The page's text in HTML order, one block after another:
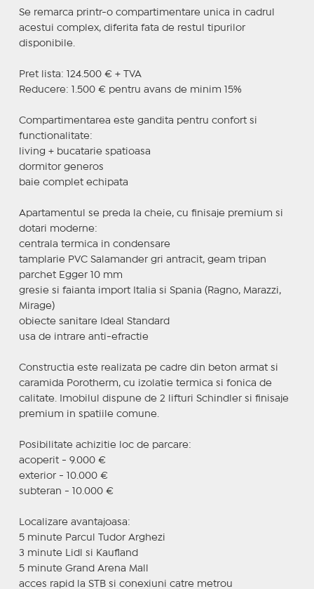
Se remarca printr-o compartimentare unica in cadrul
acestui complex, diferita fata de restul tipurilor
disponibile.
Pret lista: 124.500 € + TVA
Reducere: 1.500 € pentru avans de minim 15%
Compartimentarea este gandita pentru confort si
functionalitate:
living + bucatarie spatioasa
dormitor generos
baie complet echipata
Apartamentul se preda la cheie, cu finisaje premium si
dotari moderne:
centrala termica in condensare
tamplarie PVC Salamander gri antracit, geam tripan
parchet Egger 10 mm
gresie si faianta import Italia si Spania (Ragno, Marazzi,
Mirage)
obiecte sanitare Ideal Standard
usa de intrare anti-efractie
Constructia este realizata pe cadre din beton armat si
caramida Porotherm, cu izolatie termica si fonica de
calitate. Imobilul dispune de 2 lifturi Schindler si finisaje
premium in spatiile comune.
Posibilitate achizitie loc de parcare:
acoperit - 9.000 €
exterior - 10.000 €
subteran - 10.000 €
Localizare avantajoasa:
5 minute Parcul Tudor Arghezi
3 minute Lidl si Kaufland
5 minute Grand Arena Mall
acces rapid la STB si conexiuni catre metrou